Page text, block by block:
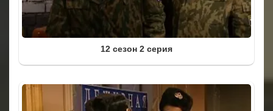
12 сезон 2 серия